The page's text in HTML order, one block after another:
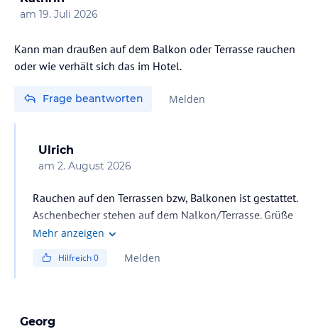
am 19. Juli 2026
Kann man draußen auf dem Balkon oder Terrasse rauchen
oder wie verhält sich das im Hotel.
Frage beantworten Melden
Ulrich
am 2. August 2026
Rauchen auf den Terrassen bzw, Balkonen ist gestattet.
Aschenbecher stehen auf dem Nalkon/Terrasse. Grüße
Mehr anzeigen
Hilfreich0 Melden
Georg